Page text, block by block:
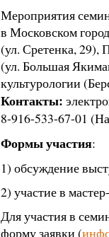
Мероприятия
в Московском
(ул. Сретенка, 29),
(ул. Большая
культурологии
Контакты:
8-916-533-67-01
Формы участия:
1) обсуждение
2) участие в
Для участия в
форму заявки (